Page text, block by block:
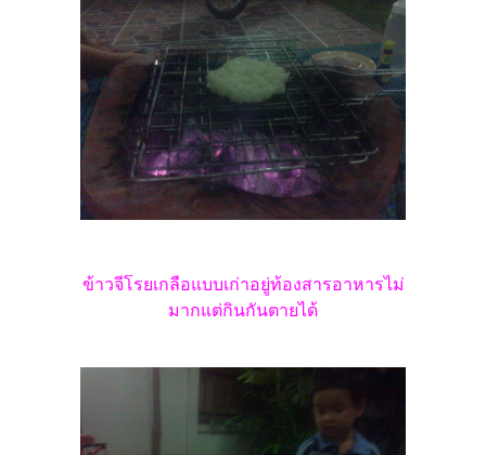
ข้าวจีโรยเกลือแบบเก่าอยู่ท้องสารอาหารไม่
มากแต่กินกันตายได้